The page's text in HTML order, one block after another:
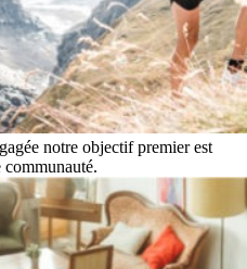
notre objectif premier est